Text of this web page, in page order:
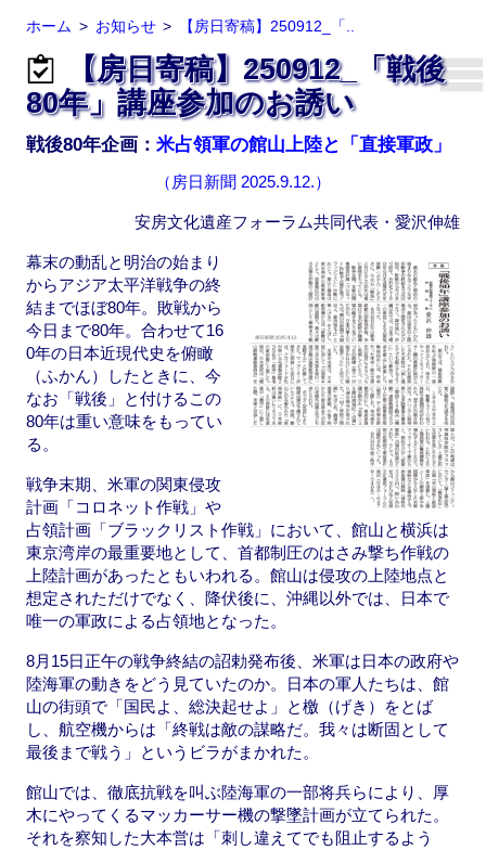
ホーム お知らせ 【房日寄稿】250912_「..
【房日寄稿】250912_「戦後
80年」講座参加のお誘い
戦後80年企画： 米占領軍の館山上陸と「直接軍政」
（房日新聞 2025.9.12.）
安房文化遺産フォーラム共同代表・愛沢伸雄
幕末の動乱と明治の始まり
からアジア太平洋戦争の終
結までほぼ80年。敗戦から
今日まで80年。合わせて16
0年の日本近現代史を俯瞰
（ふかん）したときに、今
なお「戦後」と付けるこの
80年は重い意味をもってい
る。
戦争末期、米軍の関東侵攻
計画「コロネット作戦」や
占領計画「ブラックリスト作戦」において、館山と横浜は
東京湾岸の最重要地として、首都制圧のはさみ撃ち作戦の
上陸計画があったともいわれる。館山は侵攻の上陸地点と
想定されただけでなく、降伏後に、沖縄以外では、日本で
唯一の軍政による占領地となった。
8月15日正午の戦争終結の詔勅発布後、米軍は日本の政府や
陸海軍の動きをどう見ていたのか。日本の軍人たちは、館
山の街頭で「国民よ、総決起せよ」と檄（げき）をとば
し、航空機からは「終戦は敵の謀略だ。我々は断固として
最後まで戦う」というビラがまかれた。
館山では、徹底抗戦を叫ぶ陸海軍の一部将兵らにより、厚
木にやってくるマッカーサー機の撃墜計画が立てられた。
それを察知した大本営は「刺し違えてでも阻止するよう